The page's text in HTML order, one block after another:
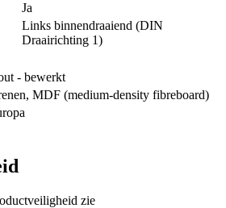
Ja
Links binnendraaiend (DIN
Draairichting 1)
- bewerkt
, MDF (medium-density fibreboard)
zie